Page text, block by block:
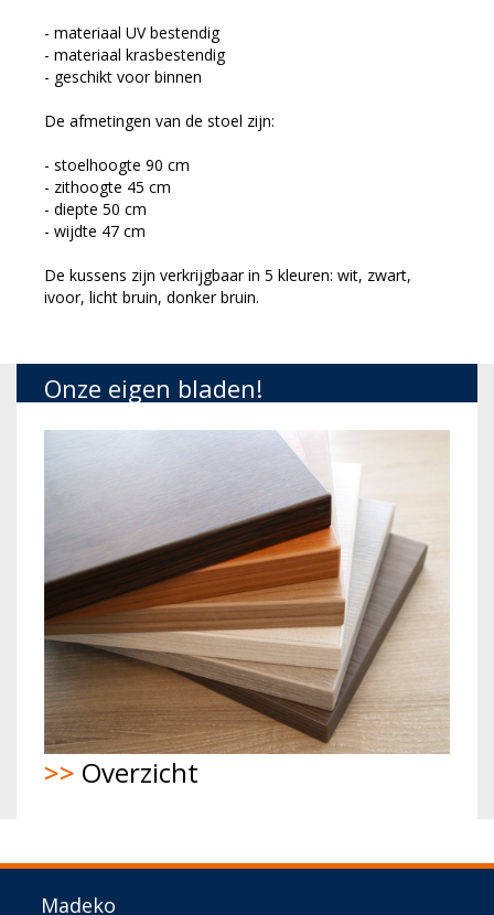
- materiaal UV bestendig
- materiaal krasbestendig
- geschikt voor binnen
De afmetingen van de stoel zijn:
- stoelhoogte 90 cm
- zithoogte 45 cm
- diepte 50 cm
- wijdte 47 cm
De kussens zijn verkrijgbaar in 5 kleuren: wit, zwart,
ivoor, licht bruin, donker bruin.
Onze eigen bladen!
>> Overzicht
Madeko